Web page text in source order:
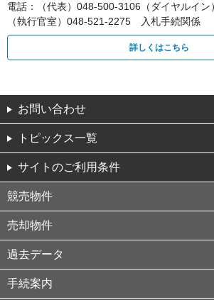
電話：（代表）048-500-3106（ダイヤル
（執行官室）048-521-2275 入札手続関係
詳しくはこちら
お問い合わせ
トピックス一覧
サイトのご利用条件
競売物件
売却物件
過去データ
手続案内